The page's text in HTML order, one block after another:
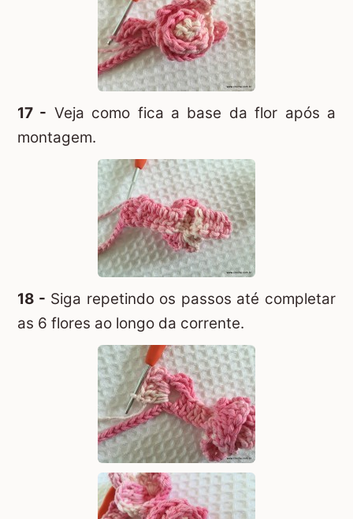
17 - Veja como fica a base da flor após a
montagem.
18 - Siga repetindo os passos até completar
as 6 flores ao longo da corrente.